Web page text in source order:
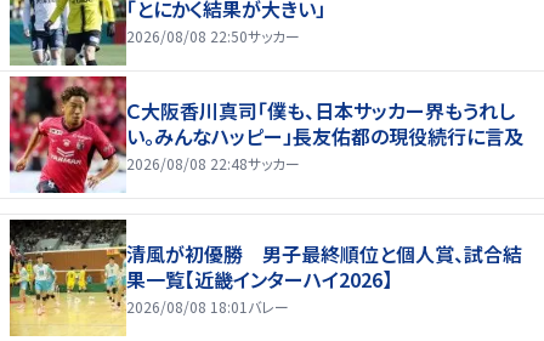
「とにかく結果が大きい」
2026/08/08 22:50サッカー
Ｃ大阪香川真司「僕も、日本サッカー界もうれし
い。みんなハッピー」長友佑都の現役続行に言及
2026/08/08 22:48サッカー
清風が初優勝 男子最終順位と個人賞、試合結
果一覧【近畿インターハイ2026】
2026/08/08 18:01 バレー